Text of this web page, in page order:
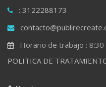
: 3122288173
Horario de trabajo : 8:30
POLITICA DE